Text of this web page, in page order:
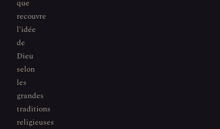
que
recouvre
l'idée
de
Dieu
selon
les
grandes
traditions
religieuses